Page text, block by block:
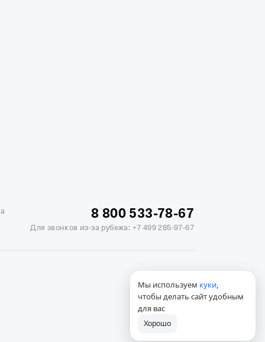
Soluxe в Москве
Отель Измайлово Альфа
8 800 533-78-67
Для звонков из-за рубежа: +7 499 285-97-67
Мы используем куки,
чтобы делать сайт удобным
для вас
Хорошо